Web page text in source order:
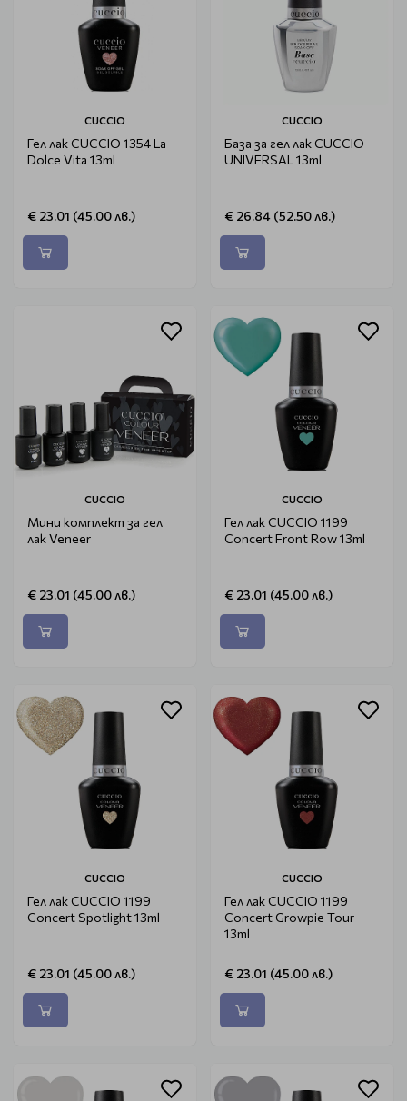
CUCCIO
Гел лак CUCCIO 1354 La
Dolce Vita 13ml
€ 23.01 (45.00 лв.)
CUCCIO
База за гел лак CUCCIO
UNIVERSAL 13ml
€ 26.84 (52.50 лв.)
CUCCIO
Мини комплект за гел
лак Veneer
€ 23.01 (45.00 лв.)
CUCCIO
Гел лак CUCCIO 1199
Concert Front Row 13ml
€ 23.01 (45.00 лв.)
CUCCIO
Гел лак CUCCIO 1199
Concert Spotlight 13ml
€ 23.01 (45.00 лв.)
CUCCIO
Гел лак CUCCIO 1199
Concert Growpie Tour
13ml
€ 23.01 (45.00 лв.)